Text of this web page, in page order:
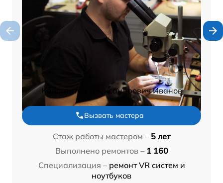
Константин Александрович Иванов
Вызвать мастера
Стаж работы мастером – 5 лет
Выполнено ремонтов – 1 160
Специализация – ремонт VR систем и
ноутбуков